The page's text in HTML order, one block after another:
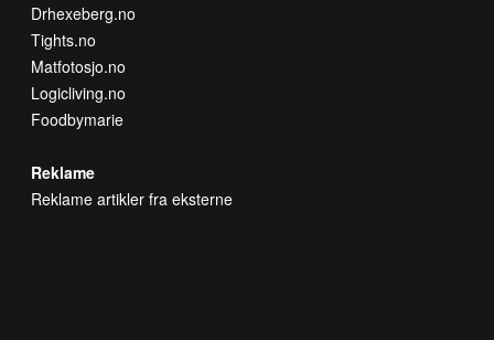
Drhexeberg.no
Tights.no
Matfotosjo.no
Logicliving.no
Foodbymarie
Reklame
Reklame artikler fra eksterne